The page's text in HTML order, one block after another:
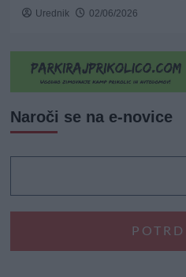
Urednik 02/06/2026
Naroči se na e-novice